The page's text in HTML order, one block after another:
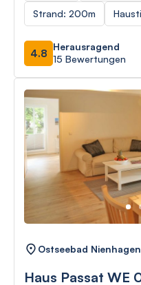
Strand: 200m
4.8
Herausragend
15 Bewertungen
Ostseebad Nienhagen
Haus Passat WE